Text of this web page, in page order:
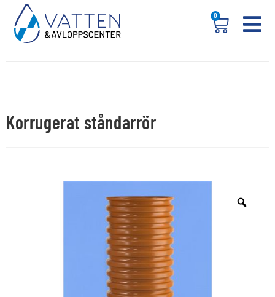
0
Korrugerat ståndarrör